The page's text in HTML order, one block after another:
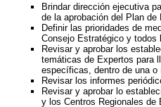
Brindar dirección ejecutiva
de la aprobación del Plan
Definir las prioridades de
Consejo Estratégico y todos
Revisar y aprobar los
temáticas de Expertos para
específicas, dentro de una o
Revisar los informes
Revisar y aprobar lo
y los Centros Regionales de